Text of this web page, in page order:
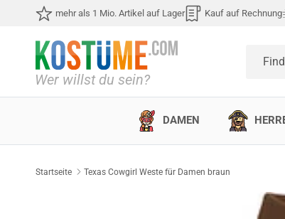
Direkt zum Inhaltmehr als 1 Mio. Artikel auf Lager Kauf auf Rechnung
DAMEN
Startseite Texas Cowgirl Weste für Damen braun